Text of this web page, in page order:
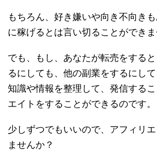
もちろん、好き嫌いや向き不向き
に稼げるとは言い切ることができま
でも、もし、あなたが転売をする
るにしても、他の副業をするにし
知識や情報を整理して、発信する
エイトをすることができるのです。
少しずつでもいいので、アフィリ
ませんか？